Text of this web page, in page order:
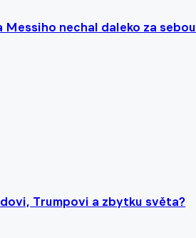
nechal daleko za sebou
Trumpovi a zbytku světa?